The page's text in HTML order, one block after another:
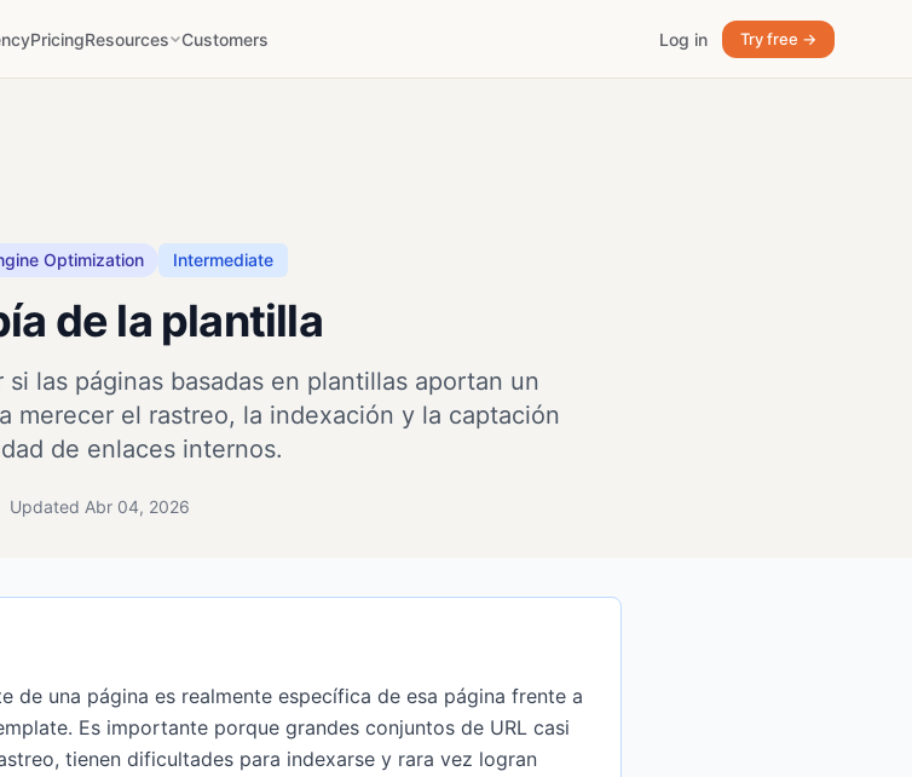
PricingResources Customers Log in Try free →
Optimization Intermediate
de la plantilla
las páginas basadas en plantillas aportan un
merecer el rastreo, la indexación y la captación
de enlaces internos.
Updated Abr 04, 2026
de una página es realmente específica de esa página frente a
Es importante porque grandes conjuntos de URL casi
tienen dificultades para indexarse y rara vez logran